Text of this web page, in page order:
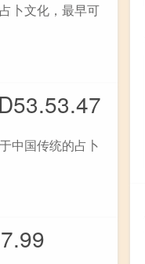
卜文化，最早可
中国传统的占卜